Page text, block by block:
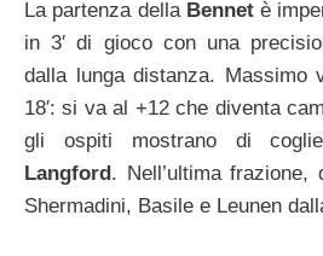
La partenza della Bennetè
in 3′ di gioco con una
dalla lunga distanza. Massimo
18′: si va al +12 che diventa
gli ospiti mostrano di
Langford . Nell’ultima
Shermadini, Basile e Leunen